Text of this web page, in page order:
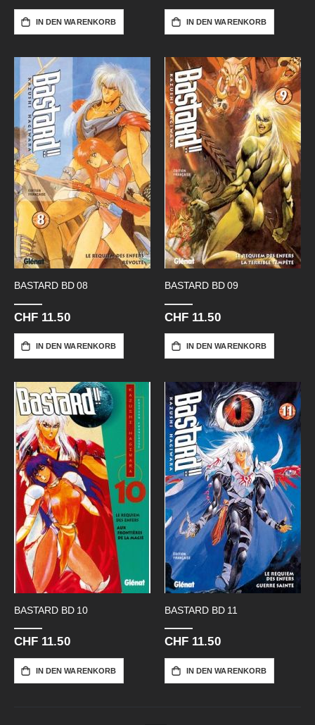
IN DEN WARENKORB IN DEN WARENKORB
BASTARD BD 08
CHF 11.50
IN DEN WARENKORB
BASTARD BD 09
CHF 11.50
IN DEN WARENKORB
BASTARD BD 10
CHF 11.50
IN DEN WARENKORB
BASTARD BD 11
CHF 11.50
IN DEN WARENKORB